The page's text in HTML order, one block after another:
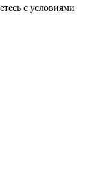
с условиями